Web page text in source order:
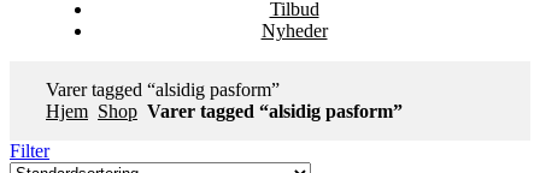
Tilbud
Nyheder
Varer tagged “alsidig pasform”
Hjem Shop Varer tagged “alsidig pasform”
Filter